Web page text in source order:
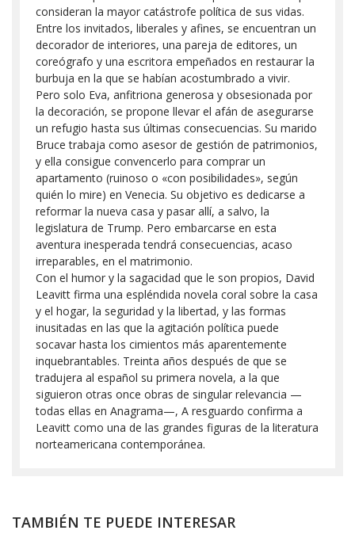
consideran la mayor catástrofe política de sus vidas.
Entre los invitados, liberales y afines, se encuentran un
decorador de interiores, una pareja de editores, un
coreógrafo y una escritora empeñados en restaurar la
burbuja en la que se habían acostumbrado a vivir.
Pero solo Eva, anfitriona generosa y obsesionada por
la decoración, se propone llevar el afán de asegurarse
un refugio hasta sus últimas consecuencias. Su marido
Bruce trabaja como asesor de gestión de patrimonios,
y ella consigue convencerlo para comprar un
apartamento (ruinoso o «con posibilidades», según
quién lo mire) en Venecia. Su objetivo es dedicarse a
reformar la nueva casa y pasar allí, a salvo, la
legislatura de Trump. Pero embarcarse en esta
aventura inesperada tendrá consecuencias, acaso
irreparables, en el matrimonio.
Con el humor y la sagacidad que le son propios, David
Leavitt firma una espléndida novela coral sobre la casa
y el hogar, la seguridad y la libertad, y las formas
inusitadas en las que la agitación política puede
socavar hasta los cimientos más aparentemente
inquebrantables. Treinta años después de que se
tradujera al español su primera novela, a la que
siguieron otras once obras de singular relevancia —
todas ellas en Anagrama—, A resguardo confirma a
Leavitt como una de las grandes figuras de la literatura
norteamericana contemporánea.
TAMBIÉN TE PUEDE INTERESAR